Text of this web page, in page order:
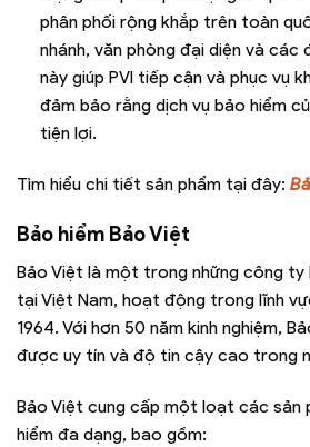
phân phối rộng khắp trên toàn
nhánh, văn phòng đại diện và các
này giúp PVI tiếp cận và phục vụ
đảm bảo rằng dịch vụ bảo hiểm
tiện lợi.
Tìm hiểu chi tiết sản phẩm tại đây:
Bảo hiểm Bảo Việt
Bảo Việt là một trong những công ty
tại Việt Nam, hoạt động trong lĩnh
1964. Với hơn 50 năm kinh nghiệm,
được uy tín và độ tin cậy cao trong
Bảo Việt cung cấp một loạt các sản
hiểm đa dạng, bao gồm: